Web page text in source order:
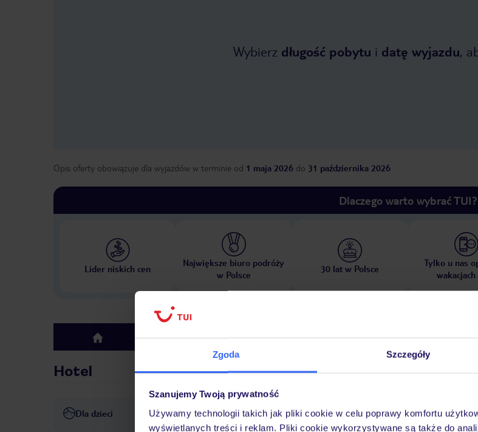
Zgoda Szczegóły
Szanujemy Twoją prywatność
Używamy technologii takich jak pliki cookie w celu poprawy komfortu
wyświetlanych treści i reklam. Pliki cookie wykorzystywane są także do
Wybierz długość pobytu i datę wyjazdu,
Opis oferty obowiązuje dla wyjazdów w terminie od 1 maja 2026 do 31 października 2026
Dlaczego warto wybrać TUI?
Lider niskich cen
Największe biuro podróży
w Polsce
30 lat w Polsce
Tylko u nas
top Hotel Pokoje Wyżywienie Atrakcje
Hotel
Dla dzieci Opieka nad dziećmi: bez opłat